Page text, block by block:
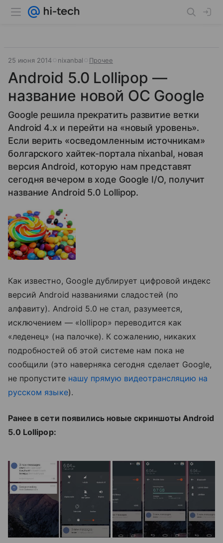
25 июня 2014 nixanbal Прочее
Android 5.0 Lollipop —
название новой ОС Google
Google решила прекратить развитие ветки
Android 4.x и перейти на «новый уровень».
Если верить «осведомленным источникам»
болгарского хайтек-портала nixanbal, новая
версия Android, которую нам представят
сегодня вечером в ходе Google I/O, получит
название Android 5.0 Lollipop.
Как известно, Google дублирует цифровой индекс
версий Android названиями сладостей (по
алфавиту). Android 5.0 не стал, разумеется,
исключением — «lollipop» переводится как
«леденец» (на палочке). К сожалению, никаких
подробностей об этой системе нам пока не
сообщили (это наверняка сегодня сделает Google,
не пропустите нашу прямую видеотрансляцию на
русском языке).
Ранее в сети появились новые скриншоты Android
5.0 Lollipop: